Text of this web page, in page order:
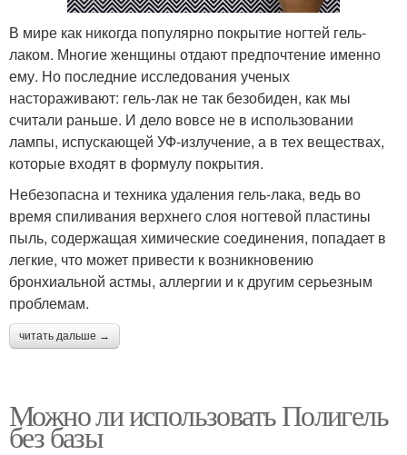
В мире как никогда популярно покрытие ногтей гель-
лаком. Многие женщины отдают предпочтение именно
ему. Но последние исследования ученых
настораживают: гель-лак не так безобиден, как мы
считали раньше. И дело вовсе не в использовании
лампы, испускающей УФ-излучение, а в тех веществах,
которые входят в формулу покрытия.
Небезопасна и техника удаления гель-лака, ведь во
время спиливания верхнего слоя ногтевой пластины
пыль, содержащая химические соединения, попадает в
легкие, что может привести к возникновению
бронхиальной астмы, аллергии и к другим серьезным
проблемам.
читать дальше →
Можно ли использовать Полигель
без базы